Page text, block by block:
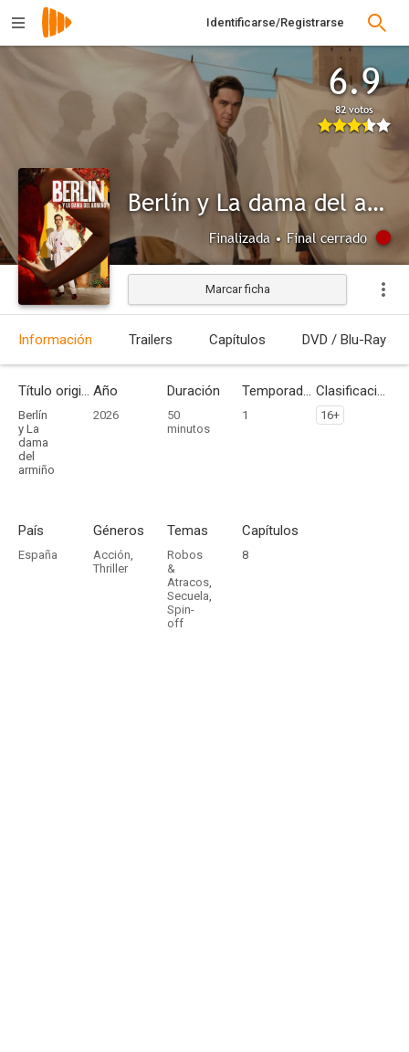
Identificarse/Registrarse
6.9
82 votos
Berlín y La dama del armiño
Finalizada • Final cerrado
Marcar ficha
Información Trailers Capítulos DVD / Blu-Ray
Título original
Berlín
y La
dama
del
armiño
Año
2026
Duración
50
minutos
Temporadas
1
Clasificación por edades
16+
País
España
Géneros
Acción,
Thriller
Temas
Robos
&
Atracos,
Secuela,
Spin-
off
Capítulos
8